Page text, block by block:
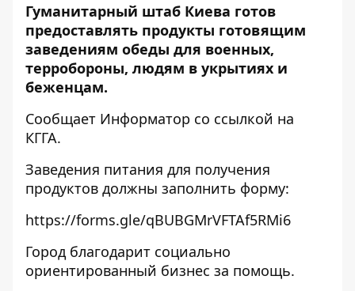
Гуманитарный штаб Киева готов
предоставлять продукты готовящим
заведениям обеды для военных,
терробороны, людям в укрытиях и
беженцам.
Сообщает Информатор со ссылкой на
КГГА.
Заведения питания для получения
продуктов должны заполнить форму:
https://forms.gle/qBUBGMrVFTAf5RMi6
Город благодарит социально
ориентированный бизнес за помощь.